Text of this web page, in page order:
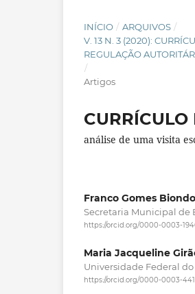
INÍCIO / ARQUIVOS /
V. 13 N. 3 (2020):
REGULAÇÃO
/
Artigos
CURRÍCULO
análise de uma visita
Franco Gomes Biondo
Secretaria Municipal de
https://orcid.org/0000-0003-
Maria Jacqueline
Universidade Federal
https://orcid.org/0000-0003-